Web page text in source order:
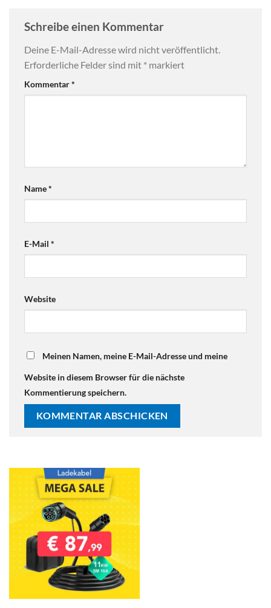
Schreibe einen Kommentar
Deine E-Mail-Adresse wird nicht veröffentlicht.
Erforderliche Felder sind mit * markiert
Kommentar*
Name*
E-Mail *
Website
Meinen Namen, meine E-Mail-Adresse und meine
Website in diesem Browser für die nächste
Kommentierung speichern.